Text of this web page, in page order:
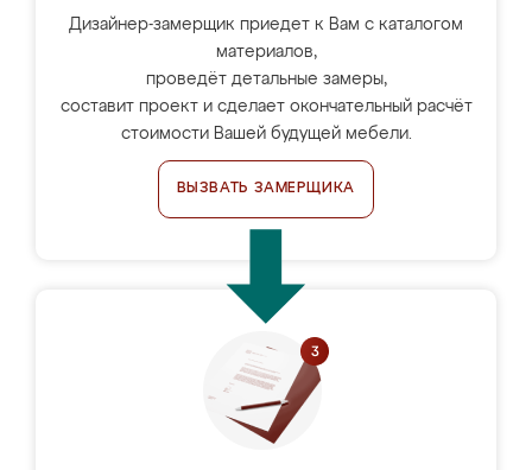
Дизайнер-замерщик приедет к Вам с каталогом
материалов,
проведёт детальные замеры,
составит проект и сделает окончательный расчёт
стоимости Вашей будущей мебели.
ВЫЗВАТЬ ЗАМЕРЩИКА